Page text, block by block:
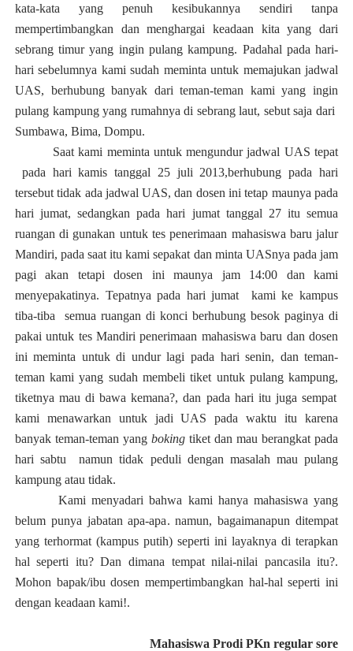
kata-kata yang penuh kesibukannya sendiri tanpa
mempertimbangkan dan menghargai keadaan kita yang dari
sebrang timur yang ingin pulang kampung. Padahal pada hari-
hari sebelumnya kami sudah meminta untuk memajukan jadwal
UAS, berhubung banyak dari teman-teman kami yang ingin
pulang kampung yang rumahnya di sebrang laut, sebut saja dari
Sumbawa, Bima, Dompu.
Saat kami meminta untuk mengundur jadwal UAS tepat
pada hari kamis tanggal 25 juli 2013,berhubung pada hari
tersebut tidak ada jadwal UAS, dan dosen ini tetap maunya pada
hari jumat, sedangkan pada hari jumat tanggal 27 itu semua
ruangan di gunakan untuk tes penerimaan mahasiswa baru jalur
Mandiri, pada saat itu kami sepakat dan minta UASnya pada jam
pagi akan tetapi dosen ini maunya jam 14:00 dan kami
menyepakatinya. Tepatnya pada hari jumat kami ke kampus
tiba-tiba semua ruangan di konci berhubung besok paginya di
pakai untuk tes Mandiri penerimaan mahasiswa baru dan dosen
ini meminta untuk di undur lagi pada hari senin, dan teman-
teman kami yang sudah membeli tiket untuk pulang kampung,
tiketnya mau di bawa kemana?, dan pada hari itu juga sempat
kami menawarkan untuk jadi UAS pada waktu itu karena
banyak teman-teman yang bokingtiket dan mau berangkat pada
hari sabtu namun tidak peduli dengan masalah mau pulang
kampung atau tidak.
Kami menyadari bahwa kami hanya mahasiswa yang
belum punya jabatan apa-apa. namun, bagaimanapun ditempat
yang terhormat (kampusputih) seperti ini layaknya di terapkan
hal seperti itu? Dan dimana tempat nilai-nilai pancasila itu?.
Mohon bapak/ibu dosen mempertimbangkan hal-hal seperti ini
dengan keadaan kami!.
Mahasiswa Prodi PKn regular sore